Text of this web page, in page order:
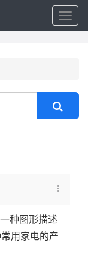
种图形描述
用家电的产